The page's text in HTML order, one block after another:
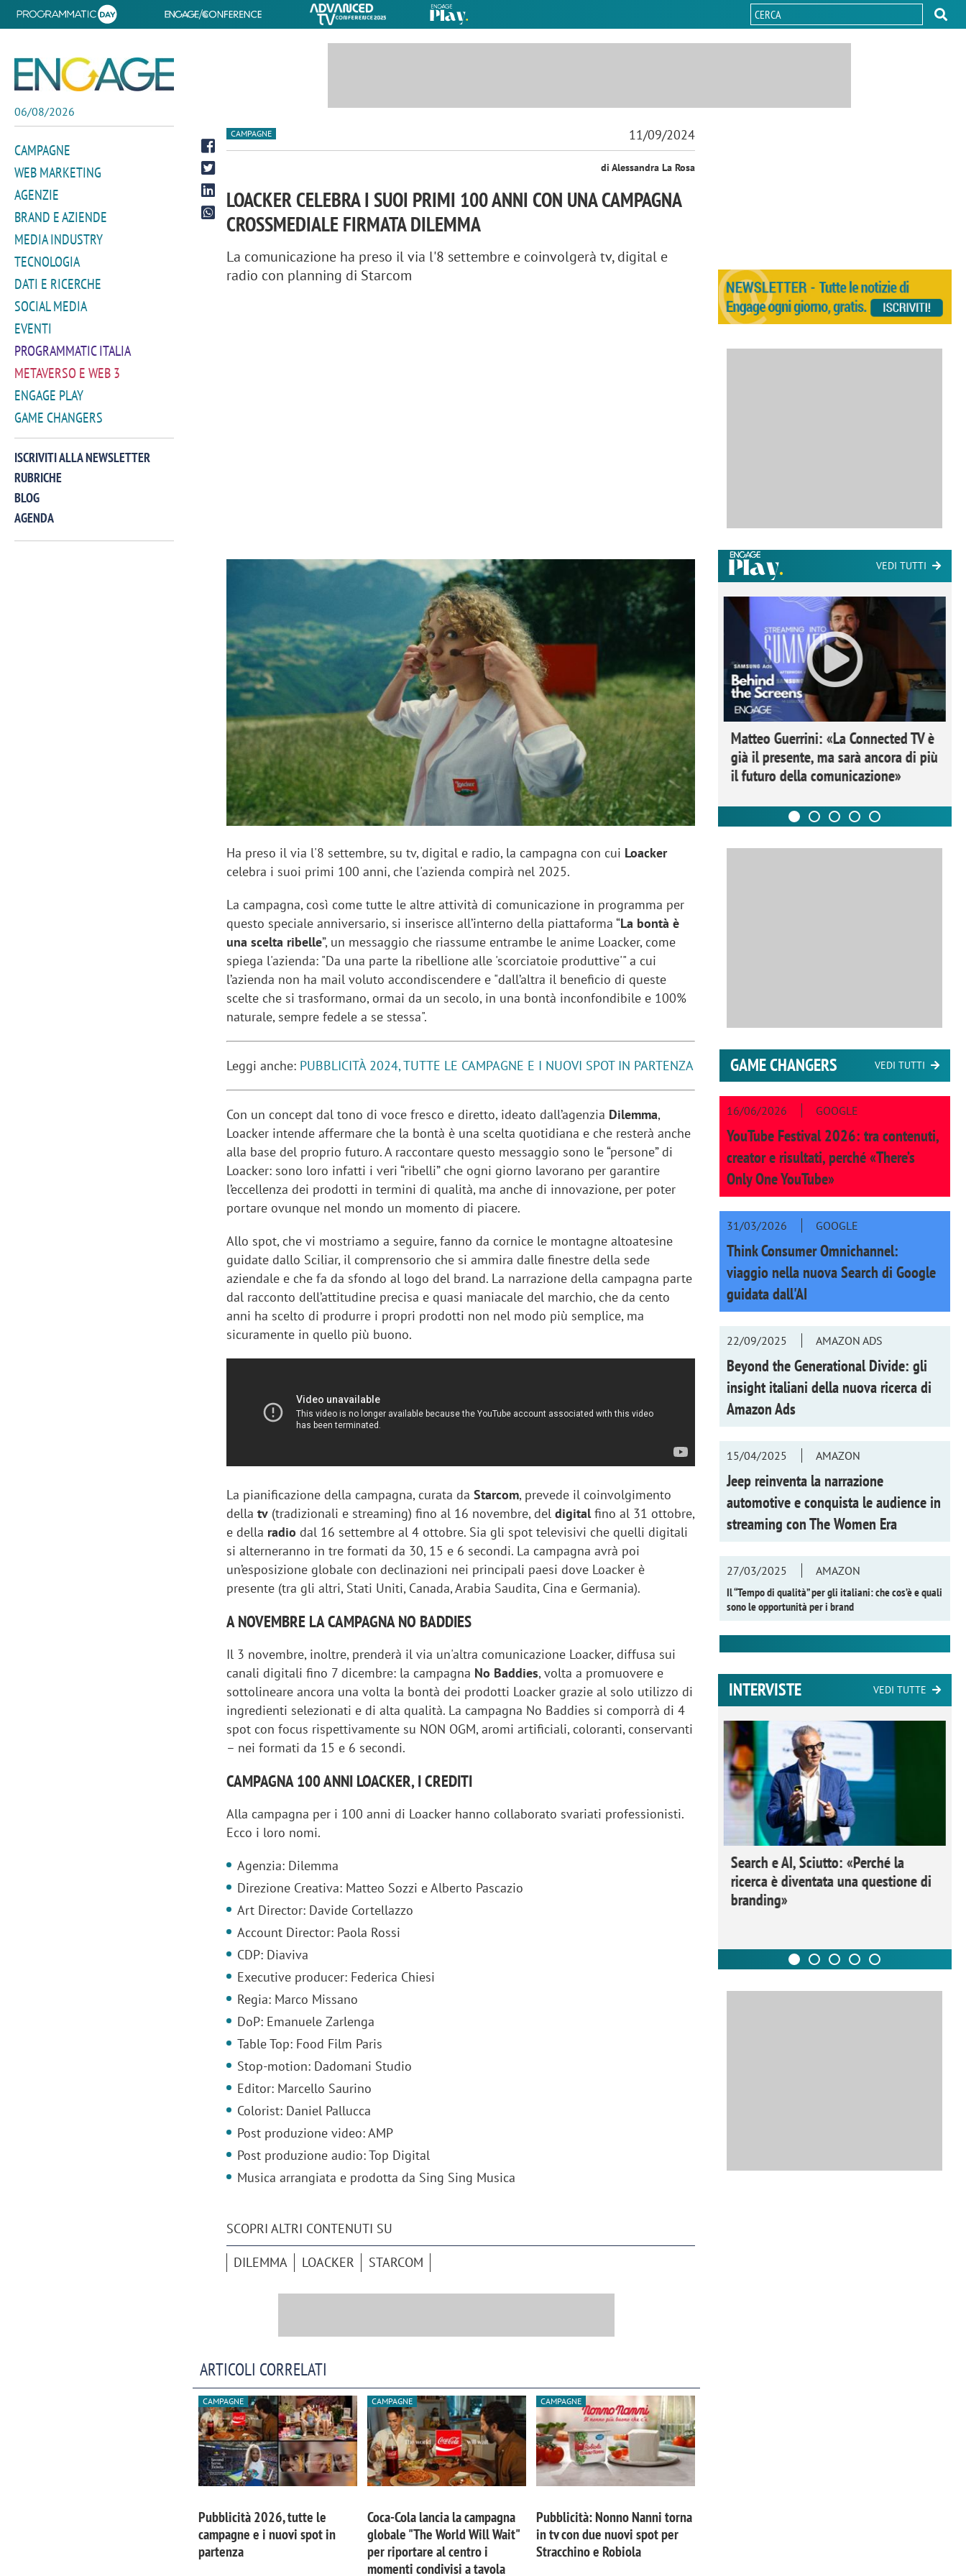
06/08/2026
CAMPAGNE
WEB MARKETING
AGENZIE
BRAND E AZIENDE
MEDIA INDUSTRY
TECNOLOGIA
DATI E RICERCHE
SOCIAL MEDIA
EVENTI
PROGRAMMATIC ITALIA
METAVERSO E WEB 3
ENGAGE PLAY
GAME CHANGERS
ISCRIVITI ALLA NEWSLETTER
RUBRICHE
BLOG
AGENDA
CAMPAGNE 11/09/2024
di Alessandra La Rosa
LOACKER CELEBRA I SUOI PRIMI 100 ANNI CON UNA CAMPAGNA
CROSSMEDIALE FIRMATA DILEMMA
La comunicazione ha preso il via l'8 settembre e coinvolgerà tv, digital e
radio con planning di Starcom
Ha preso il via l'8 settembre, su tv, digital e radio, la campagna con cui Loacker
celebra i suoi primi 100 anni, che l'azienda compirà nel 2025.
La campagna, così come tutte le altre attività di comunicazione in programma per
questo speciale anniversario, si inserisce all’interno della piattaforma “La bontà è
una scelta ribelle”, un messaggio che riassume entrambe le anime Loacker, come
spiega l'azienda: "Da una parte la ribellione alle 'scorciatoie produttive'" a cui
l’azienda non ha mail voluto accondiscendere e "dall’altra il beneficio di queste
scelte che si trasformano, ormai da un secolo, in una bontà inconfondibile e 100%
naturale, sempre fedele a se stessa".
Leggi anche: PUBBLICITÀ 2024, TUTTE LE CAMPAGNE E I NUOVI SPOT IN PARTENZA
Con un concept dal tono di voce fresco e diretto, ideato dall’agenzia Dilemma,
Loacker intende affermare che la bontà è una scelta quotidiana e che resterà anche
alla base del proprio futuro. A raccontare questo messaggio sono le “persone” di
Loacker: sono loro infatti i veri “ribelli” che ogni giorno lavorano per garantire
l’eccellenza dei prodotti in termini di qualità, ma anche di innovazione, per poter
portare ovunque nel mondo un momento di piacere.
Allo spot, che vi mostriamo a seguire, fanno da cornice le montagne altoatesine
guidate dallo Sciliar, il comprensorio che si ammira dalle finestre della sede
aziendale e che fa da sfondo al logo del brand. La narrazione della campagna parte
dal racconto dell’attitudine precisa e quasi maniacale del marchio, che da cento
anni ha scelto di produrre i propri prodotti non nel modo più semplice, ma
sicuramente in quello più buono.
La pianificazione della campagna, curata daStarcom, prevede il coinvolgimento
dellatv (tradizionali e streaming) fino al 16 novembre, deldigitalfino al 31 ottobre,
e della radio dal 16 settembre al 4 ottobre. Sia gli spot televisivi che quelli digitali
si alterneranno in tre formati da 30, 15 e 6 secondi. La campagna avrà poi
un’esposizione globale con declinazioni nei principali paesi dove Loacker è
presente (tra gli altri, Stati Uniti, Canada, Arabia Saudita, Cina e Germania).
A NOVEMBRE LA CAMPAGNA NO BADDIES
Il 3 novembre, inoltre, prenderà il via un'altra comunicazione Loacker, diffusa sui
canali digitali fino 7 dicembre: la campagna No Baddies, volta a promuovere e
sottolineare ancora una volta la bontà dei prodotti Loacker grazie al solo utilizzo di
ingredienti selezionati e di alta qualità. La campagna No Baddies si comporrà di 4
spot con focus rispettivamente su NON OGM, aromi artificiali, coloranti, conservanti
– nei formati da 15 e 6 secondi.
CAMPAGNA 100 ANNI LOACKER, I CREDITI
Alla campagna per i 100 anni di Loacker hanno collaborato svariati professionisti.
Ecco i loro nomi.
Agenzia: Dilemma
Direzione Creativa: Matteo Sozzi e Alberto Pascazio
Art Director: Davide Cortellazzo
Account Director: Paola Rossi
CDP: Diaviva
Executive producer: Federica Chiesi
Regia: Marco Missano
DoP: Emanuele Zarlenga
Table Top: Food Film Paris
Stop-motion: Dadomani Studio
Editor: Marcello Saurino
Colorist: Daniel Pallucca
Post produzione video: AMP
Post produzione audio: Top Digital
Musica arrangiata e prodotta da Sing Sing Musica
SCOPRI ALTRI CONTENUTI SU
DILEMMA LOACKER STARCOM
ARTICOLI CORRELATI
CAMPAGNE
Pubblicità 2026, tutte le
campagne e i nuovi spot in
partenza
CAMPAGNE
Coca-Cola lancia la campagna
globale "The World Will Wait"
per riportare al centro i
momenti condivisi a tavola
CAMPAGNE
Pubblicità: Nonno Nanni torna
in tv con due nuovi spot per
Stracchino e Robiola
VEDI TUTTI
Manassero, Samsung Ads: «Con Total
Perez, Samsung Ads: «L'Italia è un
mercato strategico e continuerà a
crescere»
Networking agli eventi: come la
startup Kicè punta a eliminare lo
"spreco di relazioni"
Matteo Guerrini: «La Connected TV è
già il presente, ma sarà ancora di più
il futuro della comunicazione»
GAME CHANGERS VEDI TUTTI
16/06/2026 GOOGLE
YouTube Festival 2026: tra contenuti,
creator e risultati, perché «There’s
Only One YouTube»
31/03/2026 GOOGLE
Think Consumer Omnichannel:
viaggio nella nuova Search di Google
guidata dall'AI
22/09/2025 AMAZON ADS
Beyond the Generational Divide: gli
insight italiani della nuova ricerca di
Amazon Ads
15/04/2025 AMAZON
Jeep reinventa la narrazione
automotive e conquista le audience in
streaming conThe Women Era
27/03/2025
AMAZON
Il “Tempo di qualità” per gli italiani: che cos’è e quali
sono le opportunità per i brand
INTERVISTE VEDI TUTTE
comunicazione crea un brand food:
Emanuele Viora di Deloitte Digital:
«La creatività resta centrale, l’AI deve
amplificare il talento»
Doxa: «Non basta più descrivere i
fenomeni: bisogna comprenderli e
Search e AI, Sciutto: «Perché la
ricerca è diventata una questione di
branding»